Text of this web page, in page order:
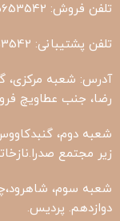
تلفن فروش: 09025653542
تلفن پشتیبانی: 09025653542
آدرس: شعبه مرکزی،
رضا، جنب عطاویچ
شعبه دوم،
زیر مجتمع
شعبه سوم،
دوازدهم. پردیس.